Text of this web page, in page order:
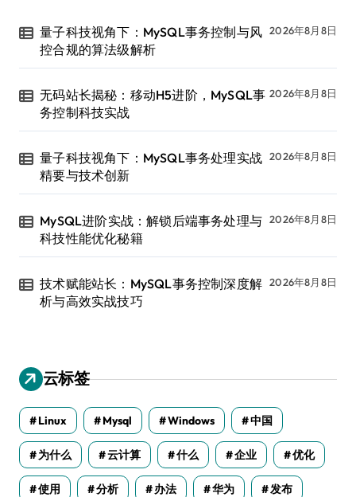
量子科技视角下：MySQL事务控制与风
控合规的算法级解析
2026年8月8日
无码站长揭秘：移动H5进阶，MySQL事
务控制科技实战
2026年8月8日
量子科技视角下：MySQL事务处理实战
精要与技术创新
2026年8月8日
MySQL进阶实战：解锁后端事务处理与
科技性能优化秘籍
2026年8月8日
技术赋能站长：MySQL事务控制深度解
析与高效实战技巧
2026年8月8日
云标签
Linux Mysql Windows 中国
为什么 云计算 什么 企业 优化
使用 分析 办法 华为 发布